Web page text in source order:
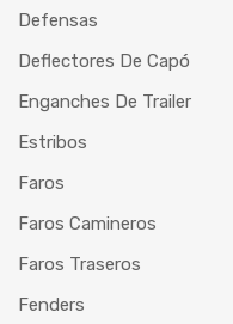
Defensas
Deflectores De Capó
Enganches De Trailer
Estribos
Faros
Faros Camineros
Faros Traseros
Fenders